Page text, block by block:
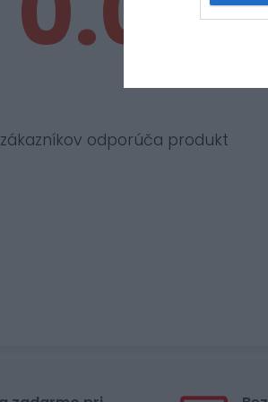
zákazníkov odporúča produkt